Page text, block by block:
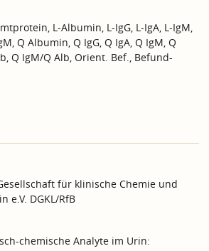
L-Albumin, L-IgG, L-IgA, L-IgM,
Q Albumin, Q IgG, Q IgA, Q IgM, Q
Q IgM/Q Alb, Orient. Bef., Befund-
für klinische Chemie und
e.V. DGKL/RfB
chemische Analyte im Urin: